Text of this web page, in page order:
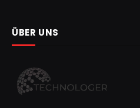
ÜBER UNS